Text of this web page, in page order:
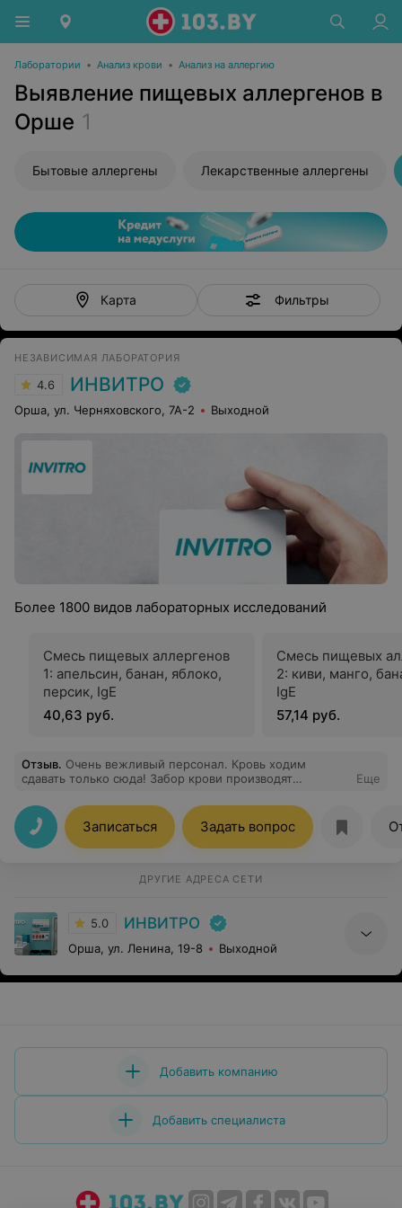
Лаборатории • Анализ крови • Анализ на аллергию
Выявление пищевых аллергенов в
Орше 1
Бытовые аллергены Лекарственные аллергены
Карта Фильтры
НЕЗАВИСИМАЯ ЛАБОРАТОРИЯ
4.6 ИНВИТРО
Орша, ул. Черняховского, 7А-2 Выходной
Более 1800 видов лабораторных исследований
Смесь пищевых аллергенов
1: апельсин, банан, яблоко,
персик, IgE
40,63 руб.
Смесь пищевых
2: киви, манго,
IgE
57,14 руб.
Отзыв. Очень вежливый персонал. Кровь ходим
сдавать только сюда! Забор крови производят
выполняют быстро и выдают в срок, сообщают о
готовности выполненных анализов.
Еще
Записаться Задать вопрос
ДРУГИЕ АДРЕСА СЕТИ
5.0 ИНВИТРО
Орша, ул. Ленина, 19-8 Выходной
Добавить компанию
Добавить специалиста